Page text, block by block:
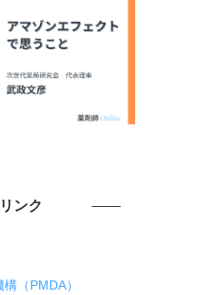
ンク
（PMDA）